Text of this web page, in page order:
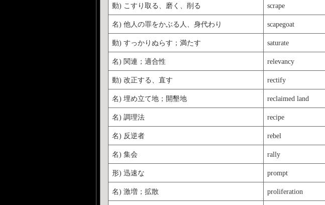
動) こすり取る、磨く、削る scrape
名) 他人の罪をかぶる人、身代わり scapegoat
動) すっかりぬらす；満たす saturate
名) 関連；適合性 relevancy
動) 改正する、直す rectify
名) 埋め立て地；開墾地 reclaimed land
名) 調理法 recipe
名) 反逆者 rebel
名) 集会 rally
形) 迅速な prompt
名) 激増；拡散 proliferation